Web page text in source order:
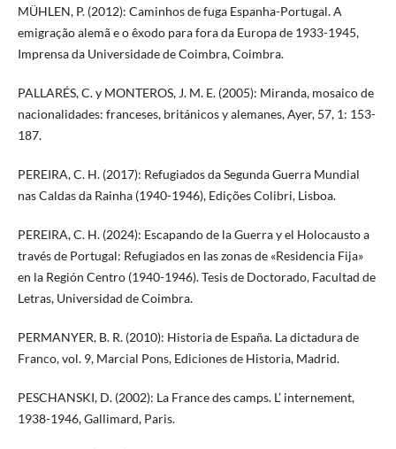
MÜHLEN, P. (2012): Caminhos de fuga Espanha-Portugal. A
emigração alemã e o êxodo para fora da Europa de 1933-1945,
Imprensa da Universidade de Coimbra, Coimbra.
PALLARÉS, C. y MONTEROS, J. M. E. (2005): Miranda, mosaico de
nacionalidades: franceses, británicos y alemanes, Ayer, 57, 1: 153-
187.
PEREIRA, C. H. (2017): Refugiados da Segunda Guerra Mundial
nas Caldas da Rainha (1940-1946), Edições Colibri, Lisboa.
PEREIRA, C. H. (2024): Escapando de la Guerra y el Holocausto a
través de Portugal: Refugiados en las zonas de «Residencia Fija»
en la Región Centro (1940-1946). Tesis de Doctorado, Facultad de
Letras, Universidad de Coimbra.
PERMANYER, B. R. (2010): Historia de España. La dictadura de
Franco, vol. 9, Marcial Pons, Ediciones de Historia, Madrid.
PESCHANSKI, D. (2002): La France des camps. L’ internement,
1938-1946, Gallimard, Paris.